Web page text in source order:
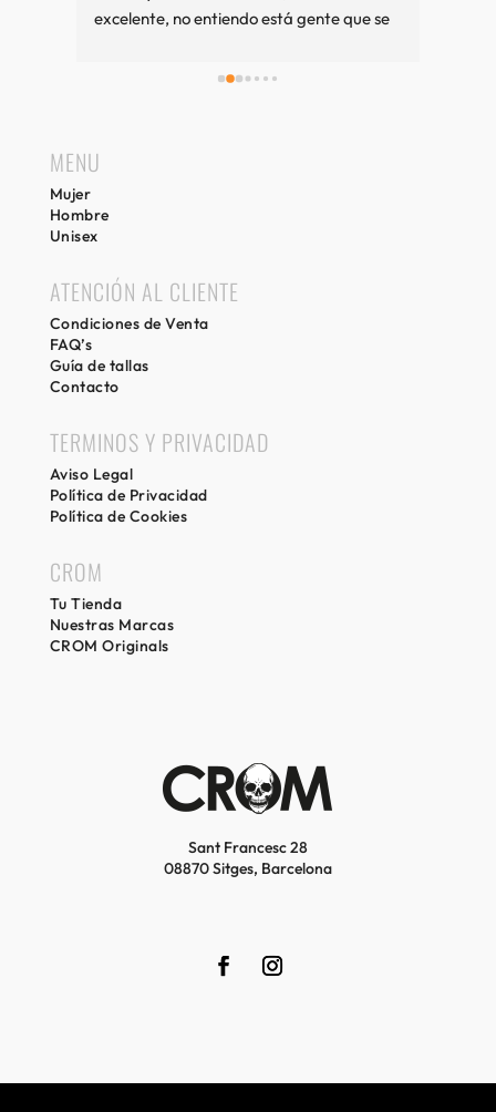
MENU
Mujer
Hombre
Unisex
ATENCIÓN AL CLIENTE
Condiciones de Venta
FAQ’s
Guía de tallas
Contacto
TERMINOS Y PRIVACIDAD
Aviso Legal
Política de Privacidad
Política de Cookies
CROM
Tu Tienda
Nuestras Marcas
CROM Originals
Sant Francesc 28
08870 Sitges, Barcelona